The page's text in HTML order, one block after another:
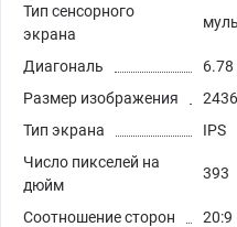
Тип сенсорного
экрана
Диагональ
Размер изображения
Тип экрана
IPS
Число пикселей на
дюйм
393
Соотношение сторон
20:9